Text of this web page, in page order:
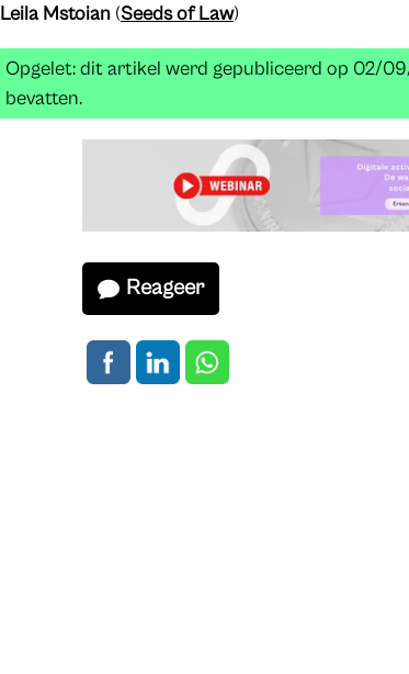
Leila Mstoian (Seeds of Law)
Opgelet: dit artikel werd gepubliceerd op 02/
bevatten.
Reageer